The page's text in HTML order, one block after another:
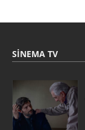
SINEMA TV